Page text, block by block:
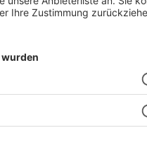
Allgemein
Panorama